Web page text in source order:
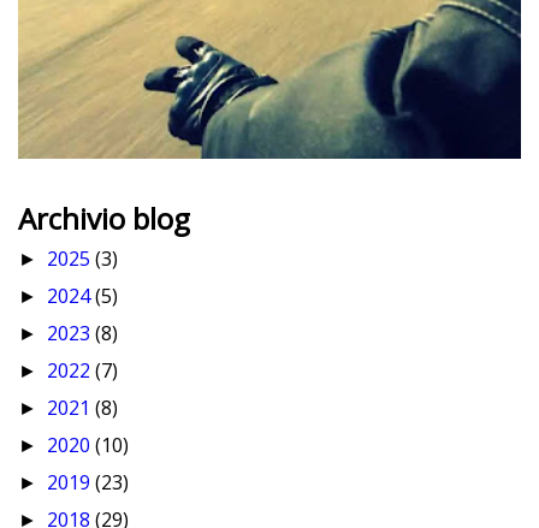
Archivio blog
► 2025 (3)
► 2024(5)
► 2023 (8)
► 2022 (7)
► 2021 (8)
► 2020 (10)
► 2019 (23)
► 2018 (29)